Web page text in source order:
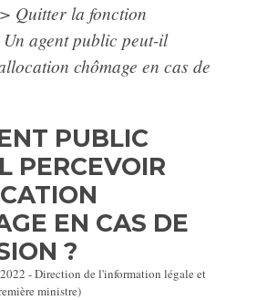
> Quitter la fonction
Un agent public peut-il
chômage en cas de
PUBLIC
PERCEVOIR
EN CAS DE
?
- Direction de l'information légale et
ministre)